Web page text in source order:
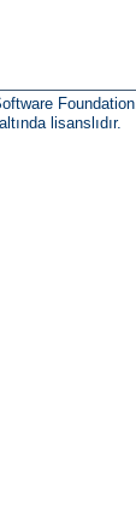
Foundation.
altında lisanslıdır.